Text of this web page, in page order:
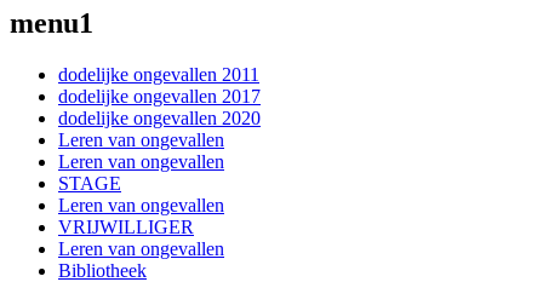
menu1
dodelijke ongevallen 2011
dodelijke ongevallen 2017
dodelijke ongevallen 2020
Leren van ongevallen
Leren van ongevallen
STAGE
Leren van ongevallen
VRIJWILLIGER
Leren van ongevallen
Bibliotheek